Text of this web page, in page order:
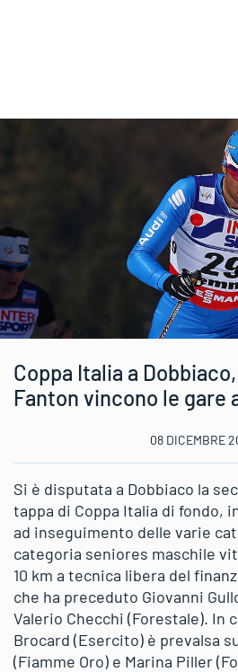
Coppa Italia a
Fanton vincono le gare
08 DICEMBRE
Si è disputata a Dobbiaco la
tappa di Coppa Italia di fondo,
ad inseguimento delle varie
categoria seniores maschile
10 km a tecnica libera del
che ha preceduto Giovanni
Valerio Checchi (Forestale). In
Brocard (Esercito) è prevalsa
(Fiamme Oro) e Marina Piller